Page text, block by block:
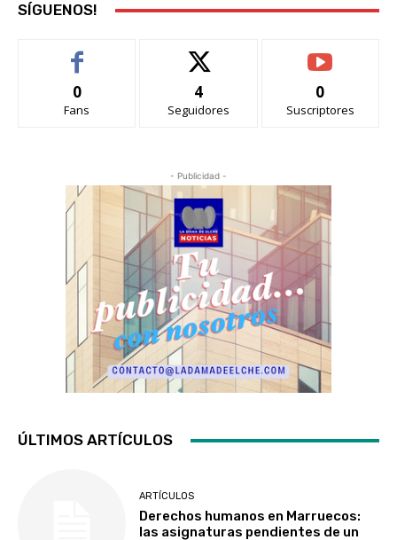
SÍGUENOS!
0
Fans
4
Seguidores
0
Suscriptores
- Publicidad -
ÚLTIMOS ARTÍCULOS
ARTÍCULOS
Derechos humanos en Marruecos:
las asignaturas pendientes de un